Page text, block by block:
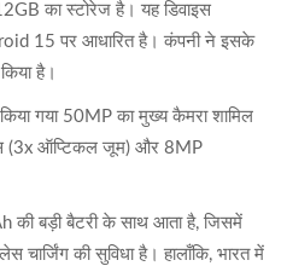
का स्टोरेज है। यह डिवाइस
15 पर आधारित है। कंपनी ने इसके
है।
गया 50MP का मुख्य कैमरा शामिल
(3x ऑप्टिकल जूम) और 8MP
की बड़ी बैटरी के साथ आता है, जिसमें
चार्जिंग की सुविधा है। हालाँकि, भारत में